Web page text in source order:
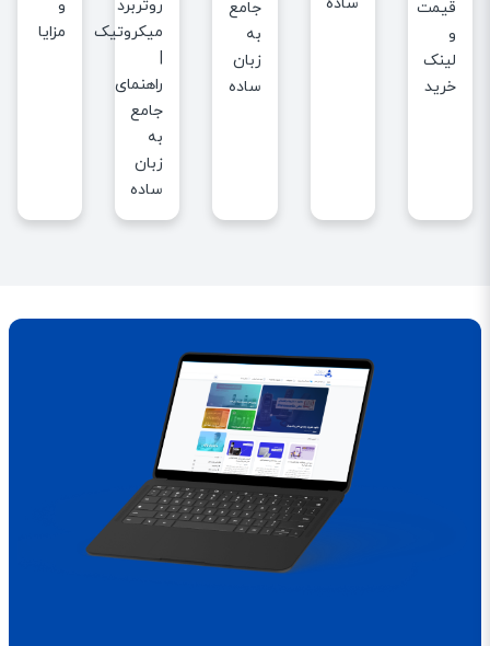
قیمت
و
لینک
خرید
جامع
به
زبان
ساده
روتربرد
میکروتیک
راهنمای
جامع
به
زبان
ساده
و
مزایا